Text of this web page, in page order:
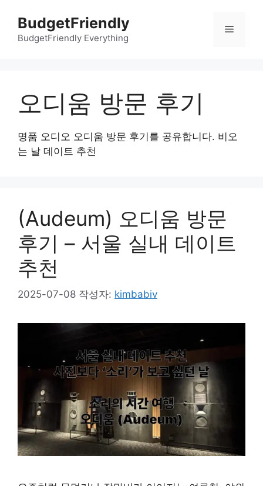
BudgetFriendly
BudgetFriendly Everything
메
오디움 방문 후기
명품 오디오 오디움 방문 후기를 공유합니다. 비오
는 날 데이트 추천
(Audeum) 오디움 방문
후기 – 서울 실내 데이트
추천
2025-07-08 작성자: kimbabiv